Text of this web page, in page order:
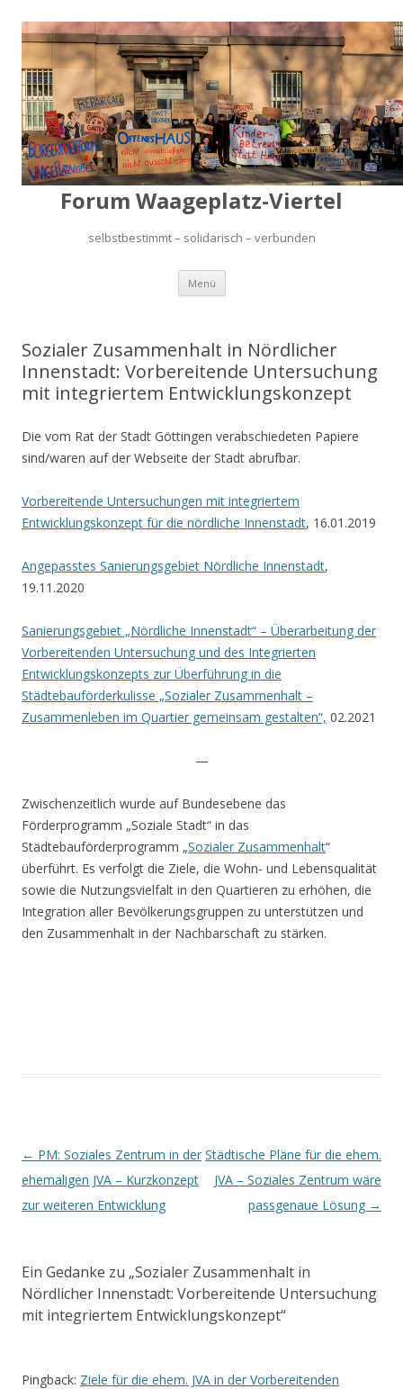
Forum Waageplatz-Viertel
selbstbestimmt – solidarisch – verbunden
Menü Springe
Inhalt
Sozialer Zusammenhalt in Nördlicher
Innenstadt: Vorbereitende Untersuchung
mit integriertem Entwicklungskonzept
Die vom Rat der Stadt Göttingen verabschiedeten Papiere
sind/waren auf der Webseite der Stadt abrufbar.
Vorbereitende Untersuchungen mit integriertem
Entwicklungskonzept für die nördliche Innenstadt, 16.01.2019
Angepasstes Sanierungsgebiet Nördliche Innenstadt,
19.11.2020
Sanierungsgebiet „Nördliche Innenstadt“ – Überarbeitung der
Vorbereitenden Untersuchung und des Integrierten
Entwicklungskonzepts zur Überführung in die
Städtebauförderkulisse „Sozialer Zusammenhalt –
Zusammenleben im Quartier gemeinsam gestalten“, 02.2021
—
Zwischenzeitlich wurde auf Bundesebene das
Förderprogramm „Soziale Stadt“ in das
Städtebauförderprogramm „Sozialer Zusammenhalt“
überführt. Es verfolgt die Ziele, die Wohn- und Lebensqualität
sowie die Nutzungsvielfalt in den Quartieren zu erhöhen, die
Integration aller Bevölkerungsgruppen zu unterstützen und
den Zusammenhalt in der Nachbarschaft zu stärken.
Beitrags-
Navigation
← PM: Soziales Zentrum in der
ehemaligen JVA – Kurzkonzept
zur weiteren Entwicklung
Städtische Pläne für die ehem.
JVA – Soziales Zentrum wäre
passgenaue Lösung →
Ein Gedanke zu „Sozialer Zusammenhalt in
Nördlicher Innenstadt: Vorbereitende Untersuchung
mit integriertem Entwicklungskonzept“
Pingback: Ziele für die ehem. JVA in der Vorbereitenden